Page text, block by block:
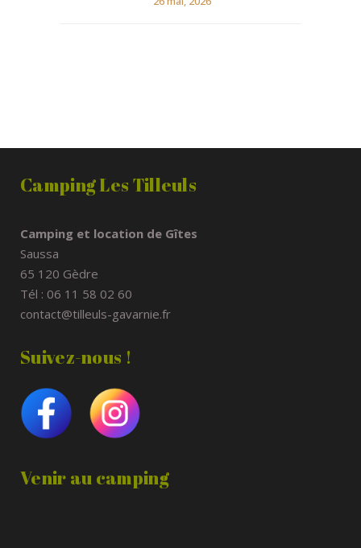
Camping Les Tilleuls
Camping et location de Gîtes
Saussa
65 120 Gèdre
Tél : 06 11 58 02 60
contact@tilleuls-gavarnie.fr
Suivez-nous !
Venir au camping